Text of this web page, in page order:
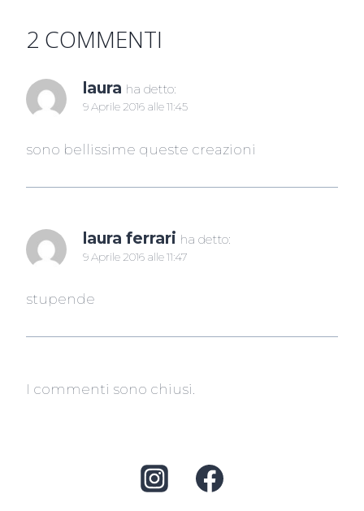
2 COMMENTI
laura ha detto:
9 Aprile 2016 alle 11:45
sono bellissime queste creazioni
laura ferrari ha detto:
9 Aprile 2016 alle 11:47
stupende
I commenti sono chiusi.